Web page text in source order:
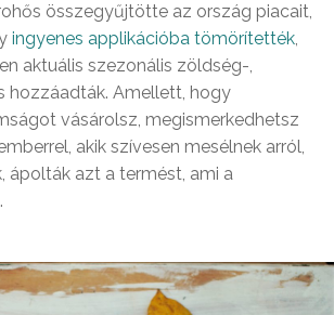
összegyűjtötte az ország piacait,
ingyenes applikációba tömörítették,
aktuális szezonális zöldség-,
hozzáadták. Amellett, hogy
vásárolsz, megismerkedhetsz
akik szívesen mesélnek arról,
ápolták azt a termést, ami a